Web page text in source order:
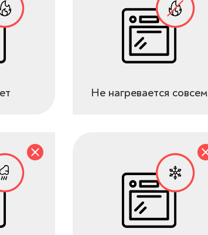
Не нагревается совсем